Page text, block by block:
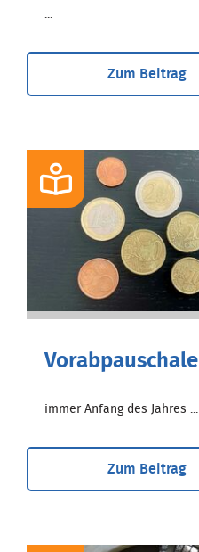
Zum Beitrag
Vorabpauschale
immer Anfang des Jahres ...
Zum Beitrag